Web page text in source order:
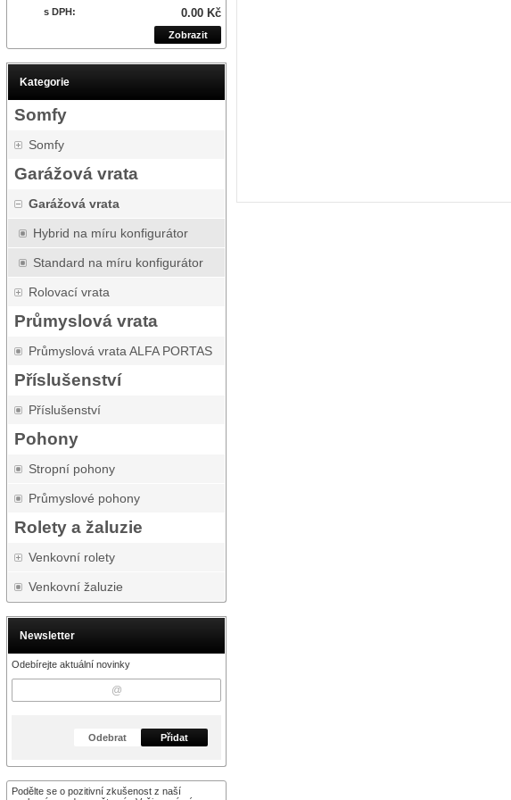
s DPH: 0.00 Kč
Zobrazit
Kategorie
Somfy
Somfy
Garážová vrata
Garážová vrata
Hybrid na míru konfigurátor
Standard na míru konfigurátor
Rolovací vrata
Průmyslová vrata
Průmyslová vrata ALFA PORTAS
Příslušenství
Příslušenství
Pohony
Stropní pohony
Průmyslové pohony
Rolety a žaluzie
Venkovní rolety
Venkovní žaluzie
Newsletter
Odebírejte aktuální novinky
Odebrat Přidat
Podělte se o pozitivní zkušenost z naší